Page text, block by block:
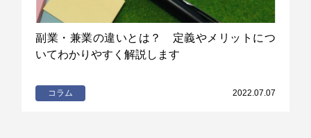
副業・兼業の違いとは？ 定義やメリットにつ
いてわかりやすく解説します
コラム 2022.07.07